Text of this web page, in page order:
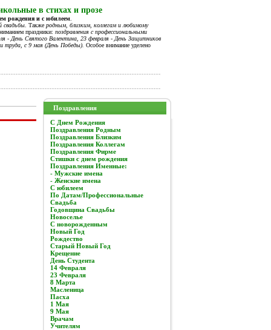
в стихах и прозе
рождения и с юбилеем
свадьбы . Также родным, близким, коллегам и любимому
праздники: поздравления с профессиональными
- День Святого Валентина, 23 февраля - День Защитников
труда, с 9 мая (День Победы). Особое внимание уделено
Поздравления
C Днем Рождения
Поздравления Родным
Поздравления Близким
Поздравления Коллегам
Поздравления Фирме
Стишки с днем рождения
Поздравления Именные:
- Мужские имена
- Женские имена
С юбилеем
По Датам/Профессиональные
Свадьба
Годовщина Свадьбы
Новоселье
С новорожденным
Новый Год
Рождество
Старый Новый Год
Крещение
День Студента
14 Февраля
23 Февраля
8 Марта
Масленица
Пасха
1 Мая
9 Мая
Врачам
Учителям